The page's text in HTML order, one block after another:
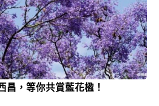
昌，等你共賞藍花楹！